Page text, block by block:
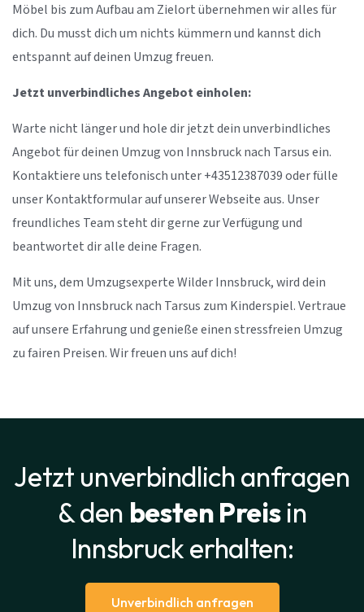
Möbel bis zum Aufbau am Zielort übernehmen wir alles für
dich. Du musst dich um nichts kümmern und kannst dich
entspannt auf deinen Umzug freuen.
Jetzt unverbindliches Angebot einholen:
Warte nicht länger und hole dir jetzt dein unverbindliches
Angebot für deinen Umzug von Innsbruck nach Tarsus ein.
Kontaktiere uns telefonisch unter +43512387039 oder fülle
unser Kontaktformular auf unserer Webseite aus. Unser
freundliches Team steht dir gerne zur Verfügung und
beantwortet dir alle deine Fragen.
Mit uns, dem Umzugsexperte Wilder Innsbruck, wird dein
Umzug von Innsbruck nach Tarsus zum Kinderspiel. Vertraue
auf unsere Erfahrung und genieße einen stressfreien Umzug
zu fairen Preisen. Wir freuen uns auf dich!
Jetzt unverbindlich anfragen
& den besten Preisin
Innsbruck erhalten:
Unverbindlich anfragen